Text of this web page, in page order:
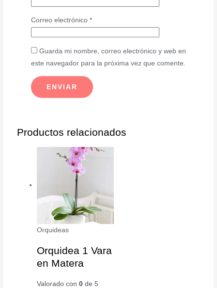
Correo electrónico *
Guarda mi nombre, correo electrónico y web en
este navegador para la próxima vez que comente.
Productos relacionados
Orquideas
Orquidea 1 Vara
en Matera
Valorado con 0de 5